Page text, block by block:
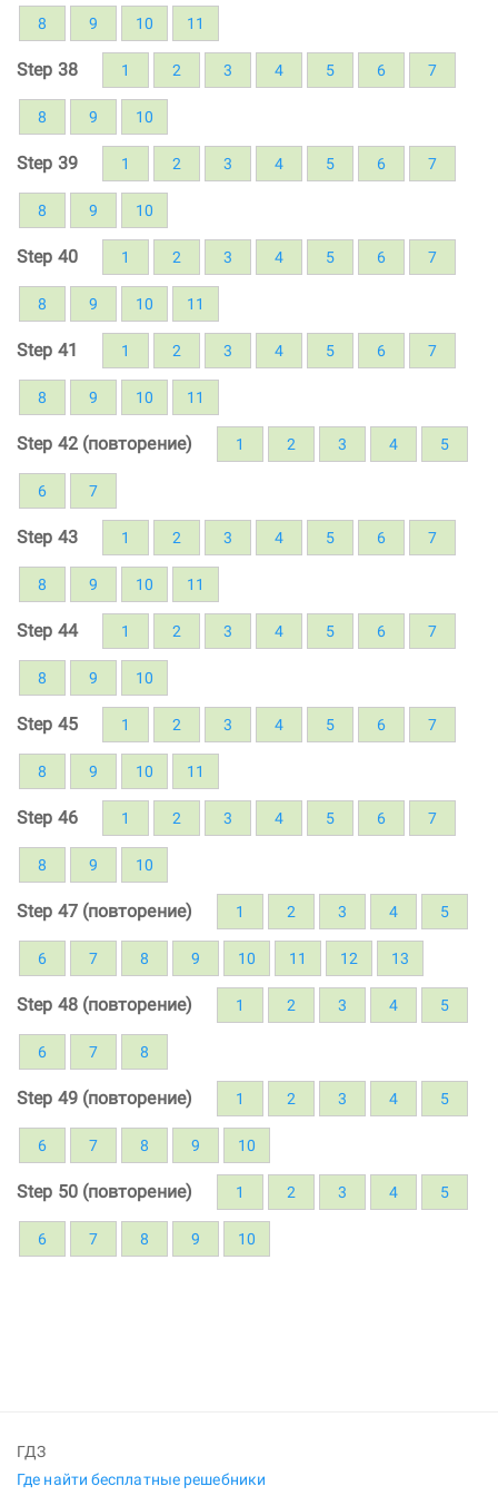
8 9 10 11
Step 38 1 2 3 4 5 6 7
8 9 10
Step 39 1 2 3 4 5 6 7
8 9 10
Step 40 1 2 3 4 5 6 7
8 9 10 11
Step 41 1 2 3 4 5 6 7
8 9 10 11
Step 42 (повторение) 1 2 3 4 5
6 7
Step 43 1 2 3 4 5 6 7
8 9 10 11
Step 44 1 2 3 4 5 6 7
8 9 10
Step 45 1 2 3 4 5 6 7
8 9 10 11
Step 46 1 2 3 4 5 6 7
8 9 10
Step 47 (повторение) 1 2 3 4 5
6 7 8 9 10 11 12 13
Step 48 (повторение) 1 2 3 4 5
6 7 8
Step 49 (повторение) 1 2 3 4 5
6 7 8 9 10
Step 50 (повторение) 1 2 3 4 5
6 7 8 9 10
ГДЗ
Где найти бесплатные решебники